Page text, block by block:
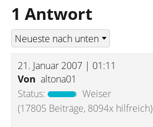
1 Antwort
21. Januar 2007 | 01:11
Von altona01
Status:
Weiser
(17805 Beiträge, 8094x hilfreich)